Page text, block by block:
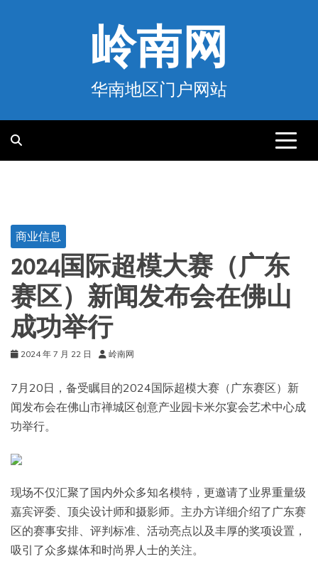
岭南网
华南地区门户网站
商业信息
2024国际超模大赛（广东
赛区）新闻发布会在佛山
成功举行
2024 年 7 月 22 日 岭南网
7月20日，备受瞩目的2024国际超模大赛（广东赛区）新
闻发布会在佛山市禅城区创意产业园卡米尔宴会艺术中心成
功举行。
现场不仅汇聚了国内外众多知名模特，更邀请了业界重量级
嘉宾评委、顶尖设计师和摄影师。主办方详细介绍了广东赛
区的赛事安排、评判标准、活动亮点以及丰厚的奖项设置，
吸引了众多媒体和时尚界人士的关注。